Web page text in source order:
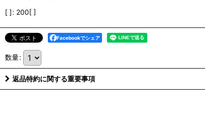
[ ]: 200[ ]
Facebookでシェア
数量:
返品特約に関する重要事項